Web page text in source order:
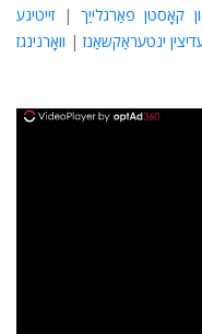
קאָסטן פאַרגלייַך| זייטיגע
ינטעראַקשאַנז | וואָרנינגז